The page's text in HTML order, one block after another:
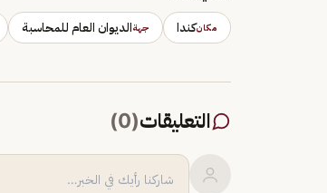
مكانكندا جهةالديوان العام للمحاسبة
التعليقات(
0
)